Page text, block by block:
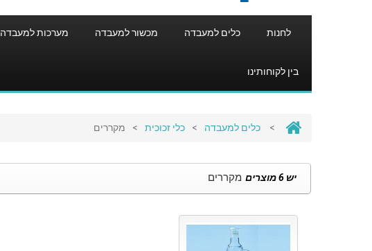
לחנות כלים למעבדה מכשור למעבדה מערכות למעבדה
בין לקוחותינו
> כלים למעבדה > כלי זכוכית > מקררים
מקררים יש 6 מוצרים